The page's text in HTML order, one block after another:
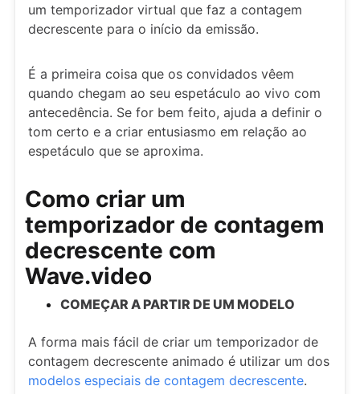
um temporizador virtual que faz a contagem
decrescente para o início da emissão.
É a primeira coisa que os convidados vêem
quando chegam ao seu espetáculo ao vivo com
antecedência. Se for bem feito, ajuda a definir o
tom certo e a criar entusiasmo em relação ao
espetáculo que se aproxima.
Como criar um
temporizador de contagem
decrescente com
Wave.video
COMEÇAR A PARTIR DE UM MODELO
A forma mais fácil de criar um temporizador de
contagem decrescente animado é utilizar um dos
modelos especiais de contagem decrescente.